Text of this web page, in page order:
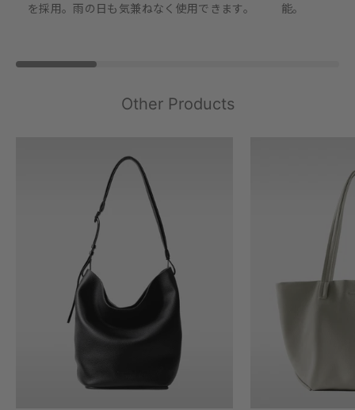
を採用。雨の日も気兼ねなく使用できます。
能。
Other Products